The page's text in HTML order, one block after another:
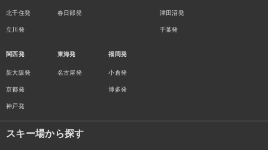
北千住発
立川発
春日部発 津田沼発
千葉発
関西発
新大阪発
京都発
神戸発
東海発
名古屋発
福岡発
小倉発
博多発
スキー場から探す